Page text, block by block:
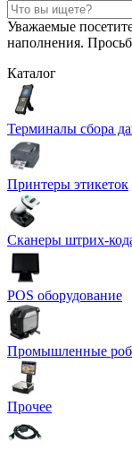
Уважаемые
наполнения.
Каталог
Терминалы сбора
Принтеры этикеток
Сканеры штрих-
POS оборудование
Промышленные
Прочее